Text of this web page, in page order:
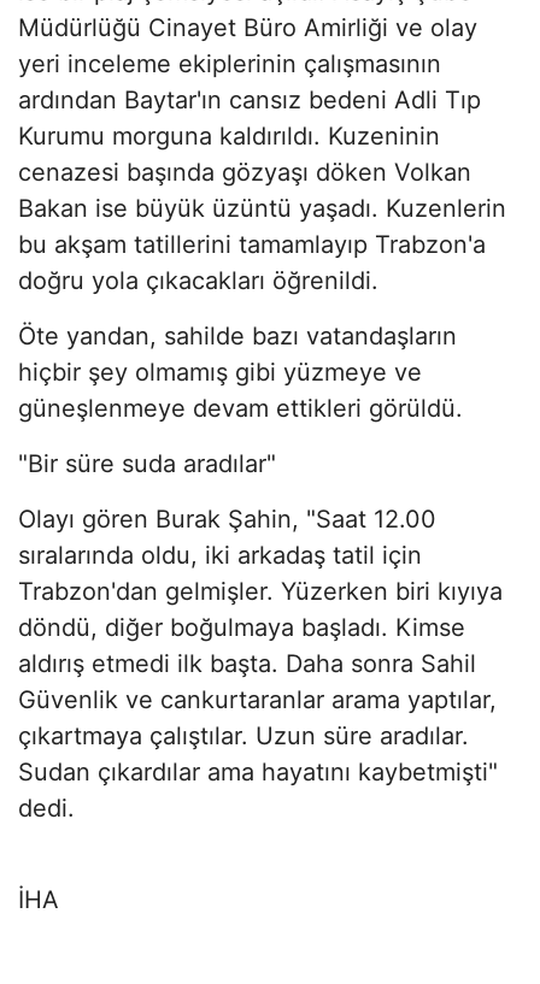
Müdürlüğü Cinayet Büro Amirliği ve olay
yeri inceleme ekiplerinin çalışmasının
ardından Baytar'ın cansız bedeni Adli Tıp
Kurumu morguna kaldırıldı. Kuzeninin
cenazesi başında gözyaşı döken Volkan
Bakan ise büyük üzüntü yaşadı. Kuzenlerin
bu akşam tatillerini tamamlayıp Trabzon'a
doğru yola çıkacakları öğrenildi.
Öte yandan, sahilde bazı vatandaşların
hiçbir şey olmamış gibi yüzmeye ve
güneşlenmeye devam ettikleri görüldü.
"Bir süre suda aradılar"
Olayı gören Burak Şahin, "Saat 12.00
sıralarında oldu, iki arkadaş tatil için
Trabzon'dan gelmişler. Yüzerken biri kıyıya
döndü, diğer boğulmaya başladı. Kimse
aldırış etmedi ilk başta. Daha sonra Sahil
Güvenlik ve cankurtaranlar arama yaptılar,
çıkartmaya çalıştılar. Uzun süre aradılar.
Sudan çıkardılar ama hayatını kaybetmişti"
dedi.
İHA